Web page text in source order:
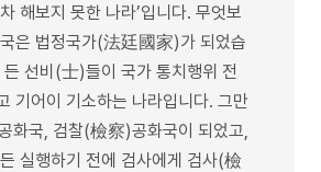
해보지 못한 나라’입니다. 무엇보
은 법정국가(法廷國家)가 되었습
선비(士)들이 국가 통치행위 전
기어이 기소하는 나라입니다. 그만
화국, 검찰(檢察)공화국이 되었고,
실행하기 전에 검사에게 검사(檢